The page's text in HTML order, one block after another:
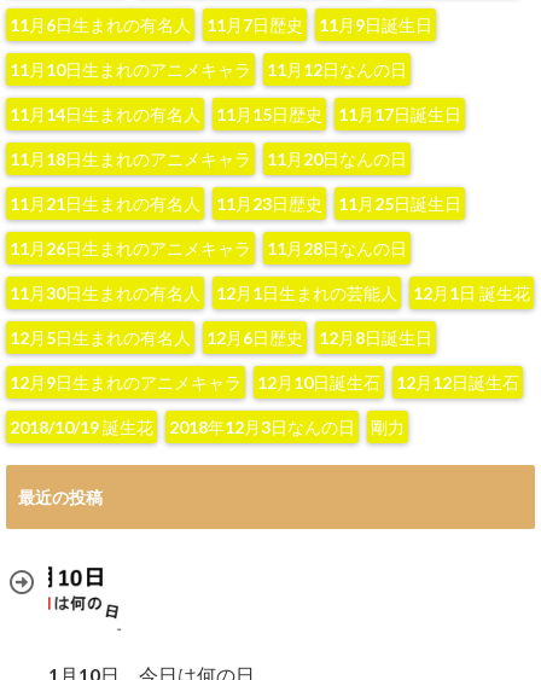
11月6日生まれの有名人 11月7日歴史 11月9日誕生日
11月10日生まれのアニメキャラ 11月12日なんの日
11月14日生まれの有名人 11月15日歴史 11月17日誕生日
11月18日生まれのアニメキャラ 11月20日なんの日
11月21日生まれの有名人 11月23日歴史 11月25日誕生日
11月26日生まれのアニメキャラ 11月28日なんの日
11月30日生まれの有名人 12月1日生まれの芸能人 12月1日 誕生花
12月5日生まれの有名人 12月6日歴史 12月8日誕生日
12月9日生まれのアニメキャラ 12月10日誕生石 12月12日誕生石
2018/10/19 誕生花 2018年12月3日なんの日 剛力
最近の投稿
1月10日 今日は何の日